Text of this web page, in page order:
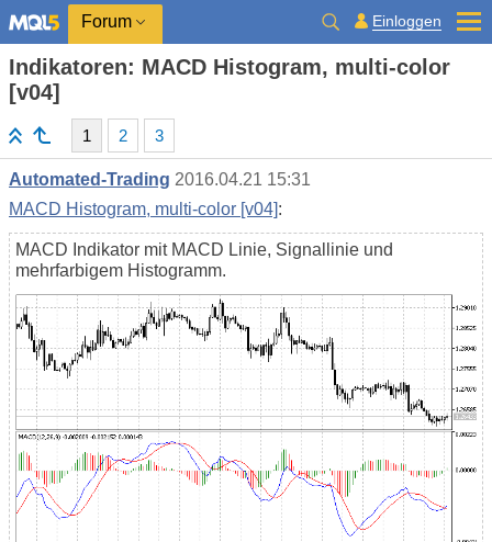
Forum Einloggen
Indikatoren: MACD Histogram, multi-color
[v04]
1 2 3
Automated-Trading 2016.04.21 15:31
MACD Histogram, multi-color [v04]:
MACD Indikator mit MACD Linie, Signallinie und
mehrfarbigem Histogramm.